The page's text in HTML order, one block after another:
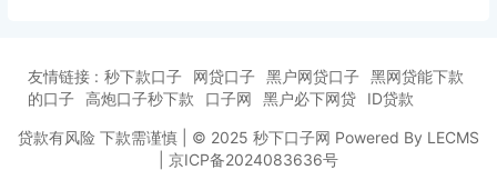
友情链接 : 秒下款口子 网贷口子 黑户网贷口子 黑网贷能下款
的口子 高炮口子秒下款 口子网 黑户必下网贷 ID贷款
贷款有风险 下款需谨慎 | © 2025 秒下口子网 Powered By LECMS
京ICP备2024083636号